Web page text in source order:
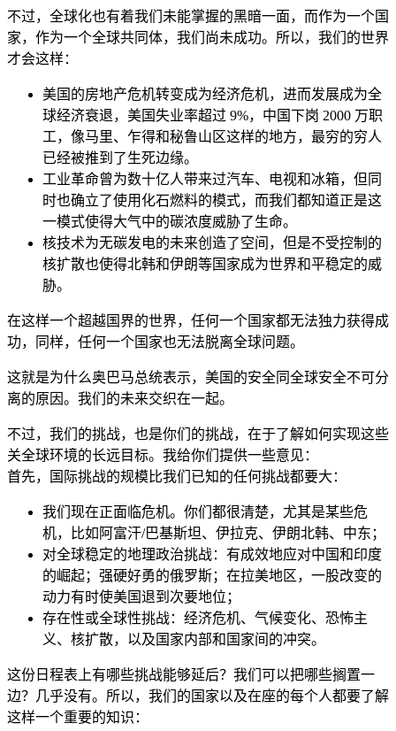
不过，全球化也有着我们未能掌握的黑暗一面，而作为一个国
家，作为一个全球共同体，我们尚未成功。所以，我们的世界
才会这样：
美国的房地产危机转变成为经济危机，进而发展成为全
球经济衰退，美国失业率超过 9%，中国下岗 2000 万职
工，像马里、乍得和秘鲁山区这样的地方，最穷的穷人
已经被推到了生死边缘。
工业革命曾为数十亿人带来过汽车、电视和冰箱，但同
时也确立了使用化石燃料的模式，而我们都知道正是这
一模式使得大气中的碳浓度威胁了生命。
核技术为无碳发电的未来创造了空间，但是不受控制的
核扩散也使得北韩和伊朗等国家成为世界和平稳定的威
胁。
在这样一个超越国界的世界，任何一个国家都无法独力获得成
功，同样，任何一个国家也无法脱离全球问题。
这就是为什么奥巴马总统表示，美国的安全同全球安全不可分
离的原因。我们的未来交织在一起。
不过，我们的挑战，也是你们的挑战，在于了解如何实现这些
关全球环境的长远目标。我给你们提供一些意见：
首先，国际挑战的规模比我们已知的任何挑战都要大：
我们现在正面临危机。你们都很清楚，尤其是某些危
机，比如阿富汗/巴基斯坦、伊拉克、伊朗北韩、中东；
对全球稳定的地理政治挑战：有成效地应对中国和印度
的崛起；强硬好勇的俄罗斯；在拉美地区，一股改变的
动力有时使美国退到次要地位；
存在性或全球性挑战：经济危机、气候变化、恐怖主
义、核扩散，以及国家内部和国家间的冲突。
这份日程表上有哪些挑战能够延后？我们可以把哪些搁置一
边？几乎没有。所以，我们的国家以及在座的每个人都要了解
这样一个重要的知识：